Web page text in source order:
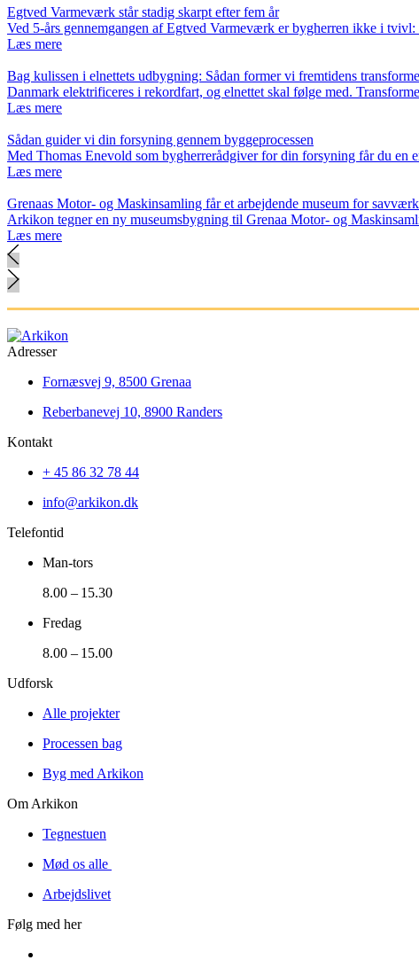
Egtved Varmeværk står stadig skarpt efter fem år
Ved 5-års gennemgangen af Egtved Varmeværk er bygherren ikke i
Læs mere
Bag kulissen i elnettets udbygning: Sådan former vi fremtidens
Danmark elektrificeres i rekordfart, og elnettet skal følge med.
Læs mere
Sådan guider vi din forsyning gennem byggeprocessen
Med Thomas Enevold som bygherrerådgiver for din forsyning får du en
Læs mere
Grenaas Motor- og Maskinsamling får et arbejdende museum for
Arkikon tegner en ny museumsbygning til Grenaa Motor- og
Læs mere
Adresser
Fornæsvej 9, 8500 Grenaa
Reberbanevej 10, 8900 Randers
Kontakt
+ 45 86 32 78 44
info@arkikon.dk
Telefontid
Man-tors
8.00 – 15.30
Fredag
8.00 – 15.00
Udforsk
Alle projekter
Processen bag
Byg med Arkikon
Om Arkikon
Tegnestuen
Mød os alle
Arbejdslivet
Følg med her